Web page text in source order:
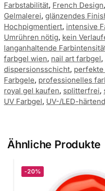
Farbstabilität, French Design,
Gelmalerei, glänzendes
Hochpigmentiert, intensive
Umrühren nötig, kein
langanhaltende
farbgel wien, nail art farbgel,
dispersionsschicht,
Farbgele, professionelles
royal gel kaufen, splitterfrei,
UV Farbgel, UV-/LED-härtend
Ähnliche Produkte
-20%